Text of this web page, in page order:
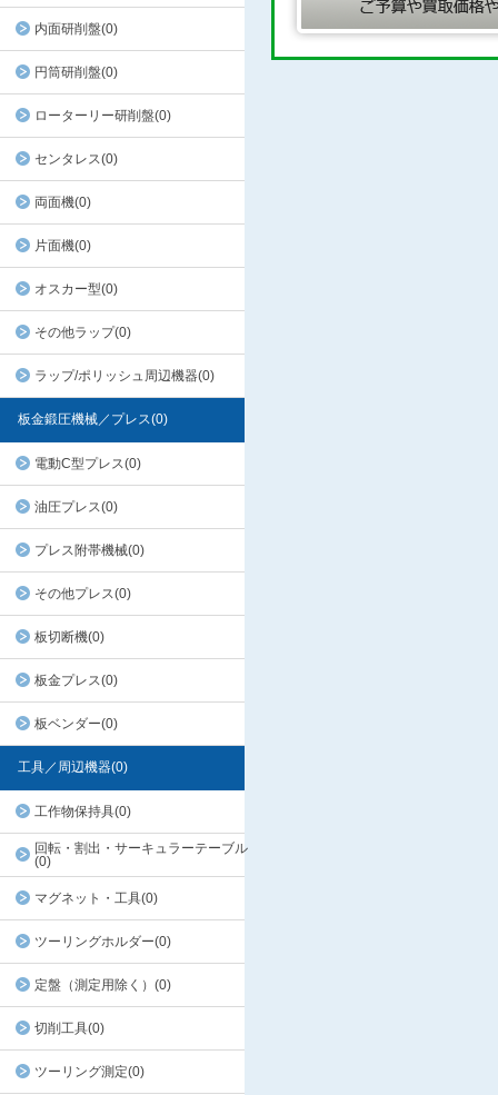
内面研削盤(0)
円筒研削盤(0)
ローターリー研削盤(0)
センタレス(0)
両面機(0)
片面機(0)
オスカー型(0)
その他ラップ(0)
ラップ/ポリッシュ周辺機器(0)
板金鍛圧機械／プレス(0)
電動C型プレス(0)
油圧プレス(0)
プレス附帯機械(0)
その他プレス(0)
板切断機(0)
板金プレス(0)
板ベンダー(0)
工具／周辺機器(0)
工作物保持具(0)
回転・割出・サーキュラーテーブル
(0)
マグネット・工具(0)
ツーリングホルダー(0)
定盤（測定用除く）(0)
切削工具(0)
ツーリング測定(0)